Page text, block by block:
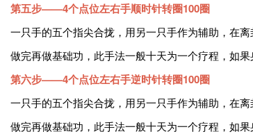
第五步——4个点位左右手顺时针转圈100圈
一只手的五个指尖合拢，用另一只手作为辅助，在
做完再做基础功，此手法一般十天为一个疗程，如果
第六步——4个点位左右手逆时针转圈100圈
一只手的五个指尖合拢，用另一只手作为辅助，在
做完再做基础功，此手法一般十天为一个疗程，如果